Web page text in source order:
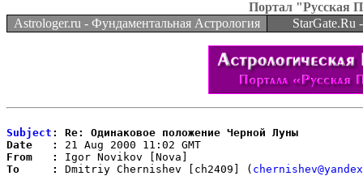
Портал "Русская
Astrologer.ru - Фундаментальная Астрология
StarGate.Ru
Subject : Re: Одинаковое положение Черной Луны
Date   :
From   :
To     :
Dmitriy Chernishev [ch2409] (